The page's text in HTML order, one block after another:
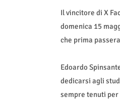
Il vincitore di X
domenica 15
che prima
Edoardo
dedicarsi agli
sempre tenuti per